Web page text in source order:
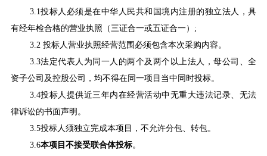
3.1 投标人必须是在中华人民共和国境内注册的独立法人，具
有经年检合格的营业执照（三证合一或五证合一）;
3.2 投标人营业执照经营范围必须包含本次采购内容。
3.3法定代表人为同一人的两个及两个以上法人，母公司、全
资子公司及控股公司，均不得在同一项目当中同时投标。
3.4投标人提供近三年内在经营活动中无重大违法记录、无法
律诉讼的书面声明。
3.5投标人须独立完成本项目，不允许分包、转包。
3.6本项目不接受联合体投标。